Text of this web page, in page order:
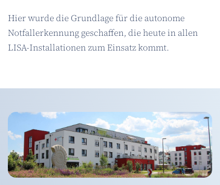
Hier wurde die Grundlage für die autonome
Notfallerkennung geschaffen, die heute in allen
LISA-Installationen zum Einsatz kommt.